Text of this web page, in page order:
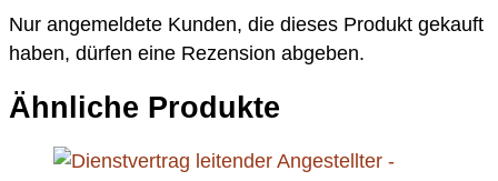
Nur angemeldete Kunden, die dieses Produkt gekauft
haben, dürfen eine Rezension abgeben.
Ähnliche Produkte